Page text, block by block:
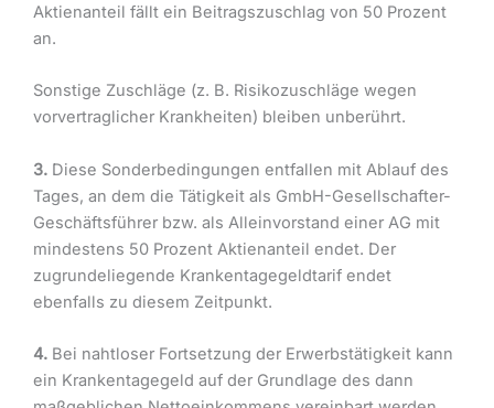
Aktienanteil fällt ein Beitragszuschlag von 50 Prozent
an.
Sonstige Zuschläge (z. B. Risikozuschläge wegen
vorvertraglicher Krankheiten) bleiben unberührt.
3. Diese Sonderbedingungen entfallen mit Ablauf des
Tages, an dem die Tätigkeit als GmbH-Gesellschafter-
Geschäftsführer bzw. als Alleinvorstand einer AG mit
mindestens 50 Prozent Aktienanteil endet. Der
zugrundeliegende Krankentagegeldtarif endet
ebenfalls zu diesem Zeitpunkt.
4. Bei nahtloser Fortsetzung der Erwerbstätigkeit kann
ein Krankentagegeld auf der Grundlage des dann